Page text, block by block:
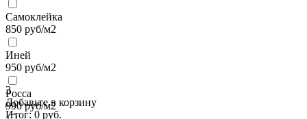
Самоклейка
850 руб/м2
Иней
950 руб/м2
Росса
990руб/м2
3
Добавьте в корзину
Итог:0 руб.